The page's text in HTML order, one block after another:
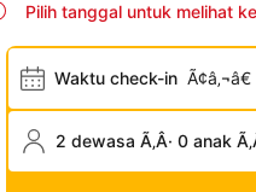
Pilih tanggal untuk melihat
Waktu check-in Ã¢â‚¬â€
2 dewasa Ã‚Â· 0 anak